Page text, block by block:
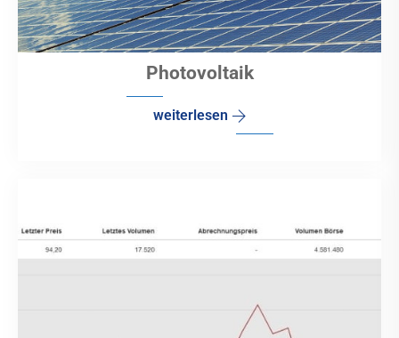
Photovoltaik
weiterlesen